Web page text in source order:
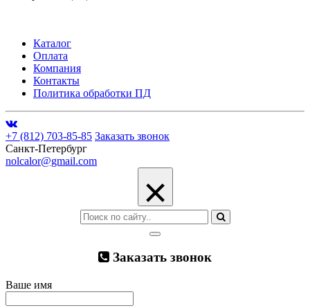
Каталог
Оплата
Компания
Контакты
Политика обработки ПД
+7 (812) 703-85-85 Заказать звонок
Санкт-Петербург
nolcalor@gmail.com
×
Заказать звонок
Ваше имя